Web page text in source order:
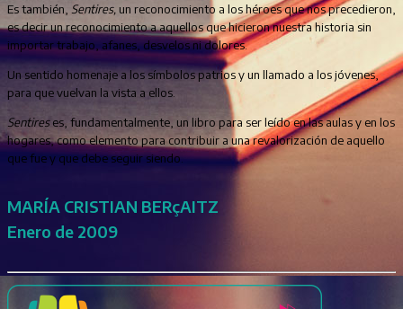
Es también, Sentires, un reconocimiento a los héroes que nos precedieron,
es decir un reconocimiento a aquellos que hicieron nuestra historia sin
importar trabajo, afanes, desvelos ni dolores.
Un sentido homenaje a los símbolos patrios y un llamado a los jóvenes,
para que vuelvan la vista a ellos.
Sentireses, fundamentalmente, un libro para ser leído en las aulas y en los
hogares, como elemento para contribuir a una revalorización de aquello
que fue y que debe seguir siendo.
MARÍA CRISTIAN BERçAITZ
Enero de 2009